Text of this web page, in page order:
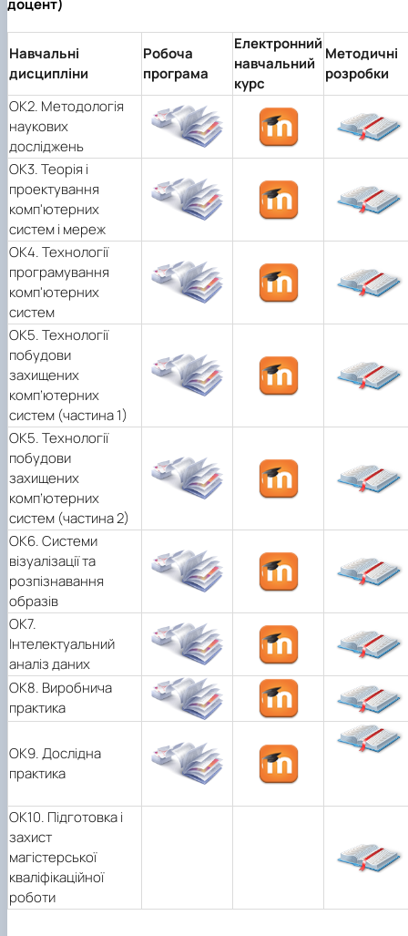
Навчальні
дисципліни
Робоча
програма
Електронний
навчальний
курс
Методичні
розробки
ОК2. Методологія
наукових
досліджень
ОК3. Теорія і
проектування
комп'ютерних
систем і мереж
OK4. Технології
програмування
комп'ютерних
систем
ОК5. Технології
побудови
захищених
комп’ютерних
систем (частина 1)
ОК5. Технології
побудови
захищених
комп’ютерних
систем (частина 2)
OK6. Системи
візуалізації та
розпізнавання
образів
ОК7.
Інтелектуальний
аналіз даних
ОК8. Виробнича
практика
ОК9. Дослідна
практика
ОК10. Підготовка і
захист
магістерської
кваліфікаційної
роботи